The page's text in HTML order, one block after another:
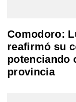
Comodoro:
reafirmó su
potenciando
provincia